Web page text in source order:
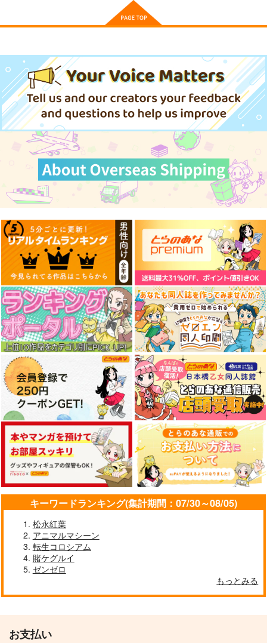
森倉円「名前のない
星」絵師100人
展 16 大阪展 前売り券
産経新聞社
1,300 （税込）
オリジナル
サンプル
カート
サンプル サンプル
サンプル
東方スライドキーホル
AbsoluteZero
990 円（税込）
古明地さとり
サンプル
作品詳細
東方スライドキーホル
AbsoluteZero
990 （税込）
魂魄妖夢
サンプル
作品詳細
東方スライドキーホル
AbsoluteZero
990円 （税込）
サンプル
作品詳細
東方スライドキーホル
ダー 比那名居天子
AbsoluteZero
990 （税込）
比那名居天子
サンプル
作品詳細
東方スライドキーホル
ダー 博麗霊夢
AbsoluteZero
990 （税込）
博麗霊夢
東方スライドキーホル
ダー 霧雨魔理沙
AbsoluteZero
990円 （税込）
霧雨魔理沙
一迅社
825円（税込）
サンプル
作品詳細
竜騎士の専属治癒担当
KADOKAWA
サンプル
作品詳細
キーワードランキング(集計期間：07/30～08/05)
松永紅葉
アニマルマシーン
転生コロシアム
賭ケグルイ
ゼンゼロ
もっとみる
お支払い